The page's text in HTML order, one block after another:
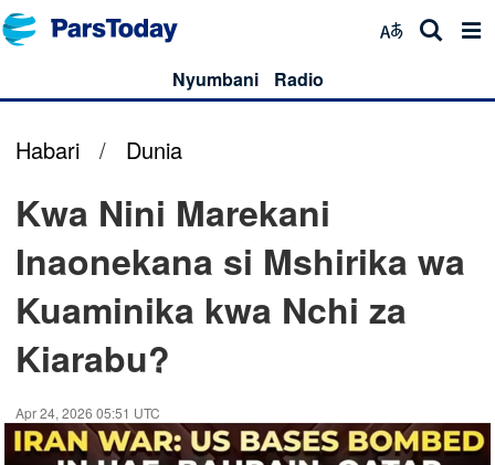
Nyumbani Radio
Habari / Dunia
Kwa Nini Marekani
Inaonekana si Mshirika wa
Kuaminika kwa Nchi za
Kiarabu?
Apr 24, 2026 05:51 UTC